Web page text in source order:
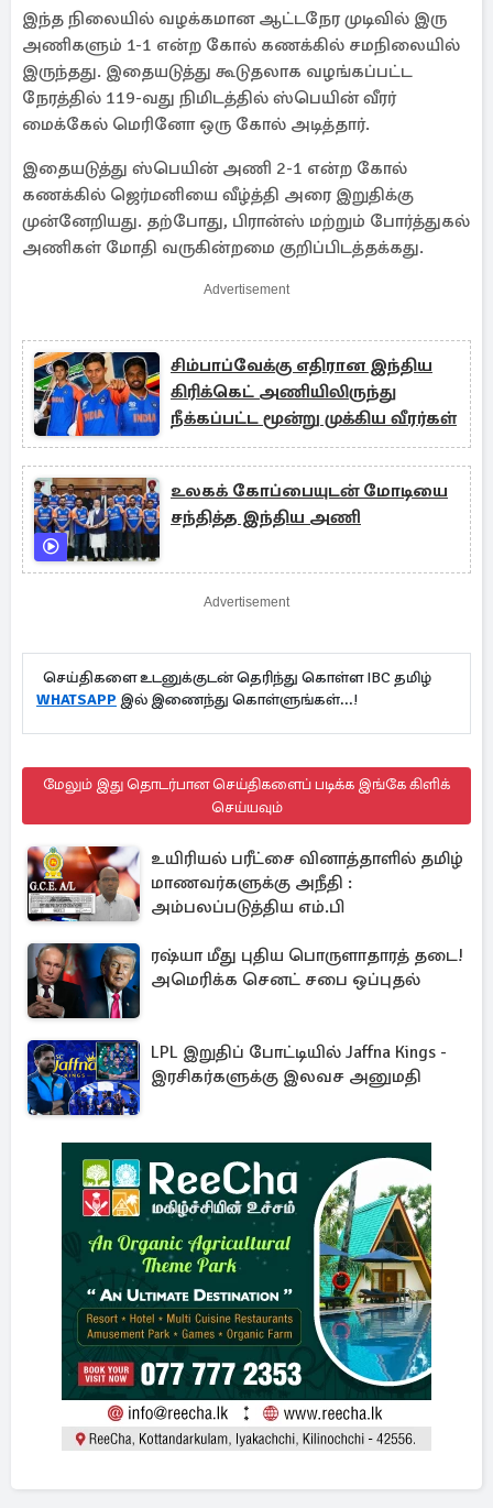
இந்த நிலையில் வழக்கமான ஆட்டநேர முடிவில் இரு
அணிகளும் 1-1 என்ற கோல் கணக்கில் சமநிலையில்
இருந்தது. இதையடுத்து கூடுதலாக வழங்கப்பட்ட
நேரத்தில் 119-வது நிமிடத்தில் ஸ்பெயின் வீரர்
மைக்கேல் மெரினோ ஒரு கோல் அடித்தார்.
இதையடுத்து ஸ்பெயின் அணி 2-1 என்ற கோல்
கணக்கில் ஜெர்மனியை வீழ்த்தி அரை இறுதிக்கு
முன்னேறியது. தற்போது, பிரான்ஸ் மற்றும் போர்த்துகல்
அணிகள் மோதி வருகின்றமை குறிப்பிடத்தக்கது.
Advertisement
சிம்பாப்வேக்கு எதிரான இந்திய
கிரிக்கெட் அணியிலிருந்து
நீக்கப்பட்ட மூன்று முக்கிய வீரர்கள்
உலகக் கோப்பையுடன் மோடியை
சந்தித்த இந்திய அணி
Advertisement
செய்திகளை உடனுக்குடன் தெரிந்து கொள்ள IBC தமிழ்
WHATSAPP இல் இணைந்து கொள்ளுங்கள்...!
மேலும் இது தொடர்பான செய்திகளைப் படிக்க இங்கே கிளிக்
செய்யவும்
உயிரியல் பரீட்சை வினாத்தாளில் தமிழ்
மாணவர்களுக்கு அநீதி :
அம்பலப்படுத்திய எம்.பி
ரஷ்யா மீது புதிய பொருளாதாரத் தடை!
அமெரிக்க செனட் சபை ஒப்புதல்
LPL இறுதிப் போட்டியில் Jaffna Kings -
இரசிகர்களுக்கு இலவச அனுமதி